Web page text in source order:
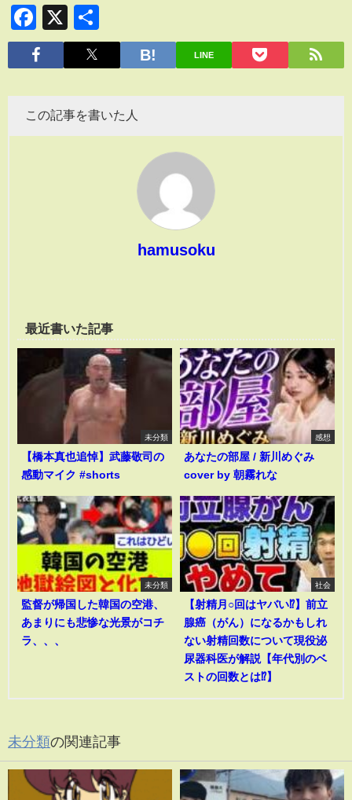
Facebook
X
有
LINE
この記事を書いた人
hamusoku
最近書いた記事
未分類
【橋本真也追悼】武藤敬司の
感動マイク #shorts
感想
あなたの部屋 / 新川めぐみ
cover by 朝霧れな
未分類
監督が帰国した韓国の空港、
あまりにも悲惨な光景がコチ
ラ、、、
社会
【射精月○回はヤバい⁉︎】前立
腺癌（がん）になるかもしれ
ない射精回数について現役泌
尿器科医が解説【年代別のベ
ストの回数とは⁉︎】
未分類の関連記事